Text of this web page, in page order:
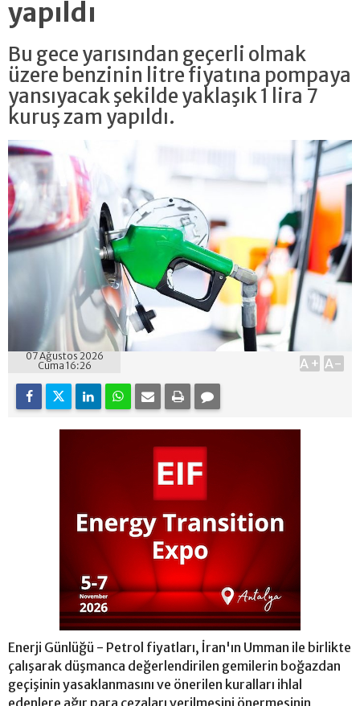
yapıldı
Bu gece yarısından geçerli olmak
üzere benzinin litre fiyatına pompaya
yansıyacak şekilde yaklaşık 1 lira 7
kuruş zam yapıldı.
07 Ağustos 2026
Cuma 16:26
A+ A-
Enerji Günlüğü - Petrol fiyatları, İran'ın Umman ile birlikte
çalışarak düşmanca değerlendirilen gemilerin boğazdan
geçişinin yasaklanmasını ve önerilen kuralları ihlal
edenlere ağır para cezaları verilmesini önermesinin